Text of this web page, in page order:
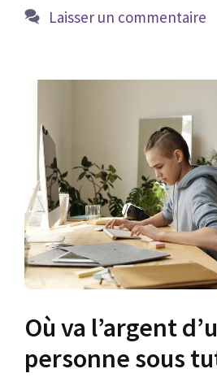
Laisser un commentaire
Où va l’argent
personne sous